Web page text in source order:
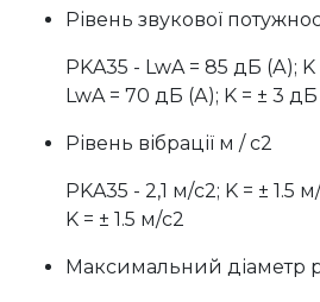
Рівень звукової
PKA35 - LwA = 85 дБ (А);
LwA = 70 дБ (А); K = ± 3
Рівень вібрації м / с2
PKA35 - 2,1 м/с2; K = ± 1.5
K = ± 1.5 м/с2
Максимальний діаметр